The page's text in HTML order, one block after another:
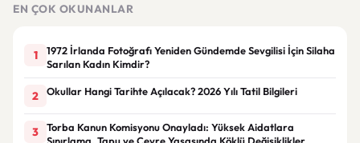
EN ÇOK OKUNANLAR
1
1972 İrlanda Fotoğrafı Yeniden Gündemde Sevgilisi İçin Silaha
Sarılan Kadın Kimdir?
2 Okullar Hangi Tarihte Açılacak? 2026 Yılı Tatil Bilgileri
3
Torba Kanun Komisyonu Onayladı: Yüksek Aidatlara
Sınırlama, Tapu ve Çevre Yasasında Köklü Değişiklikler